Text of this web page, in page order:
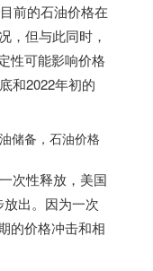
前的石油价格在
，但与此同时，
性可能影响价格
和2022年初的
储备，石油价格
性释放， 美国
出。因为一次
的价格冲击和相